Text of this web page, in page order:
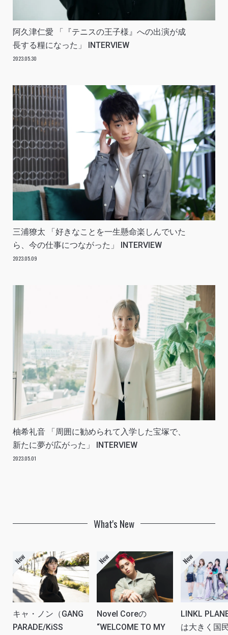
阿久津仁愛 「『テニスの王子様』への出演が成
長する糧になった」 INTERVIEW
2023.05.30
三浦獠太 「好きなことを一生懸命楽しんでいた
ら、今の仕事につながった」 INTERVIEW
2023.05.09
柚希礼音 「周囲に勧められて入学した宝塚で、
新たに夢が広がった」 INTERVIEW
2023.05.01
What's New
キャ・ノン（GANG
PARADE/KiSS
Novel Coreの
“WELCOME TO MY
LINKL
は大きく国